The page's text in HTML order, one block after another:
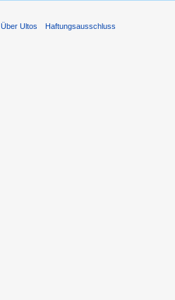
Über Ultos Haftungsausschluss